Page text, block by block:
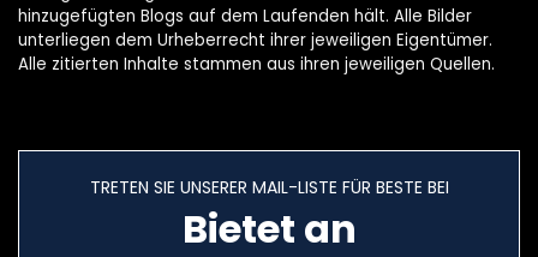
hinzugefügten Blogs auf dem Laufenden hält. Alle Bilder
unterliegen dem Urheberrecht ihrer jeweiligen Eigentümer.
Alle zitierten Inhalte stammen aus ihren jeweiligen Quellen.
TRETEN SIE UNSERER MAIL-LISTE FÜR BESTE BEI
Bietet an